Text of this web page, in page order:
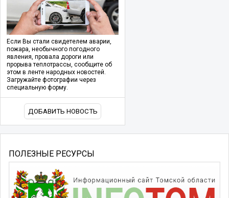
Если Вы стали свидетелем аварии,
пожара, необычного погодного
явления, провала дороги или
прорыва теплотрассы, сообщите об
этом в ленте народных новостей.
Загружайте фотографии через
специальную форму.
ДОБАВИТЬ НОВОСТЬ
ПОЛЕЗНЫЕ РЕСУРСЫ